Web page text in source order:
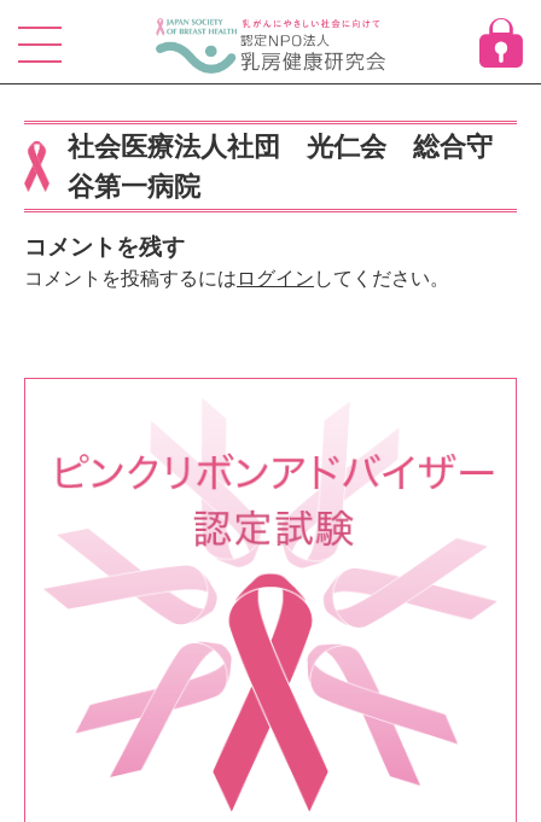
社会医療法人社団 光仁会 総合守
谷第一病院
コメントを残す
コメントを投稿するには ログイン してください。